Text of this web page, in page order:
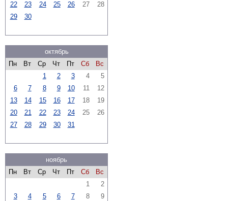
22
23 24 25 26 27
28
29
30
октябрь
Пн
Вт Ср Чт Пт Сб
Вс
1
2 3 4
5
6
7 8 9 10 11
12
13
14 15 16 17 18
19
20
21 22 23 24 25
26
27
28 29 30 31
ноябрь
Пн
Вт Ср Чт Пт Сб
Вс
1
2
3
4 5 6 7 8
9